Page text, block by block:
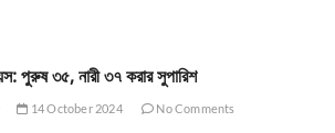
পুরুষ ৩৫, নারী ৩৭ করার সুপারিশ
14 October 2024 No Comments